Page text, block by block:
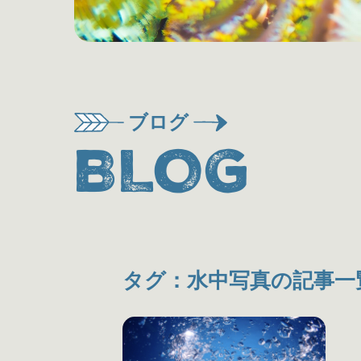
ブログ
BLOG
タグ：水中写真の記事一